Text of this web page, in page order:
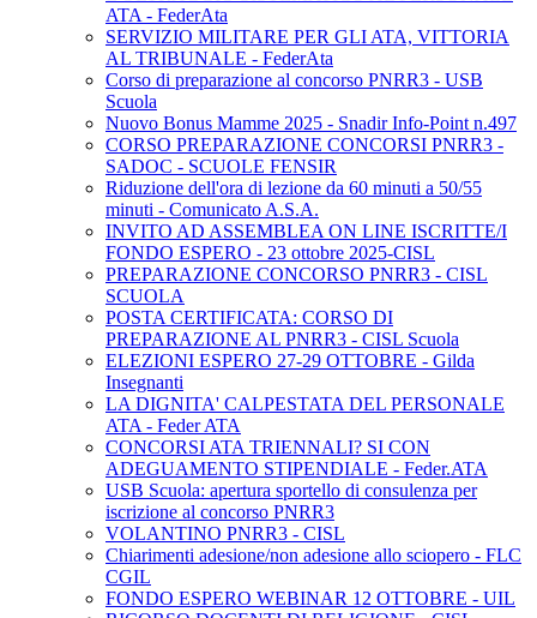
ATA - FederAta
SERVIZIO MILITARE PER GLI ATA, VITTORIA
AL TRIBUNALE - FederAta
Corso di preparazione al concorso PNRR3 - USB
Scuola
Nuovo Bonus Mamme 2025 - Snadir Info-Point n.497
CORSO PREPARAZIONE CONCORSI PNRR3 -
SADOC - SCUOLE FENSIR
Riduzione dell'ora di lezione da 60 minuti a 50/55
minuti - Comunicato A.S.A.
INVITO AD ASSEMBLEA ON LINE ISCRITTE/I
FONDO ESPERO - 23 ottobre 2025-CISL
PREPARAZIONE CONCORSO PNRR3 - CISL
SCUOLA
POSTA CERTIFICATA: CORSO DI
PREPARAZIONE AL PNRR3 - CISL Scuola
ELEZIONI ESPERO 27-29 OTTOBRE - Gilda
Insegnanti
LA DIGNITA' CALPESTATA DEL PERSONALE
ATA - Feder ATA
CONCORSI ATA TRIENNALI? SI CON
ADEGUAMENTO STIPENDIALE - Feder.ATA
USB Scuola: apertura sportello di consulenza per
iscrizione al concorso PNRR3
VOLANTINO PNRR3 - CISL
Chiarimenti adesione/non adesione allo sciopero - FLC
CGIL
FONDO ESPERO WEBINAR 12 OTTOBRE - UIL